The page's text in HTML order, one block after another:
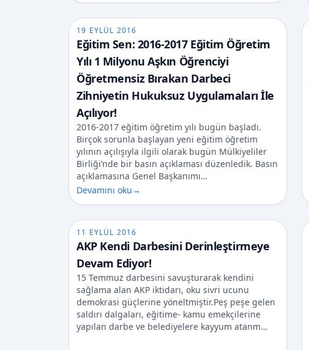
19 EYLÜL 2016
Eğitim Sen: 2016-2017 Eğitim Öğretim
Yılı 1 Milyonu Aşkın Öğrenciyi
Öğretmensiz Bırakan Darbeci
Zihniyetin Hukuksuz Uygulamaları İle
Açılıyor!
2016-2017 eğitim öğretim yılı bugün başladı.
Birçok sorunla başlayan yeni eğitim öğretim
yılının açılışıyla ilgili olarak bugün Mülkiyeliler
Birliği’nde bir basın açıklaması düzenledik. Basın
açıklamasına Genel Başkanımı…
Devamını oku→
11 EYLÜL 2016
AKP Kendi Darbesini Derinleştirmeye
Devam Ediyor!
15 Temmuz darbesini savuşturarak kendini
sağlama alan AKP iktidarı, oku sivri ucunu
demokrasi güçlerine yöneltmiştir.Peş peşe gelen
saldırı dalgaları, eğitime- kamu emekçilerine
yapılan darbe ve belediyelere kayyum atanm…